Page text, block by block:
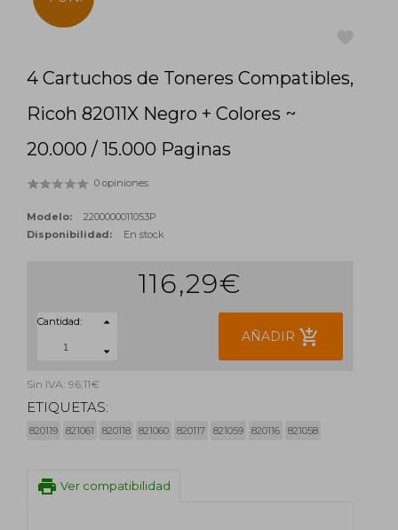
4 Cartuchos de Toneres Compatibles,
Ricoh 82011X Negro + Colores ~
20.000 / 15.000 Paginas
0 opiniones
Modelo:
2200000011053P
Disponibilidad:
En stock
116,29€
Cantidad:
AÑADIR add_shopping_cart
Sin IVA: 96,11€
ETIQUETAS:
820119 821061 820118 821060 820117 821059 820116 821058
print Ver compatibilidad